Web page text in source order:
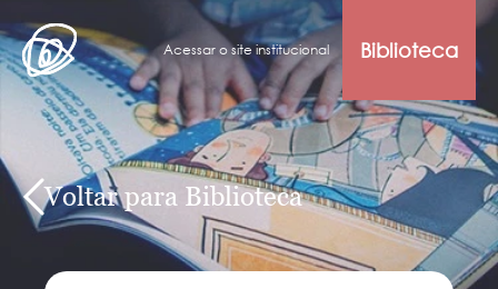
Acessar o site institucional Biblioteca
Voltar para Biblioteca